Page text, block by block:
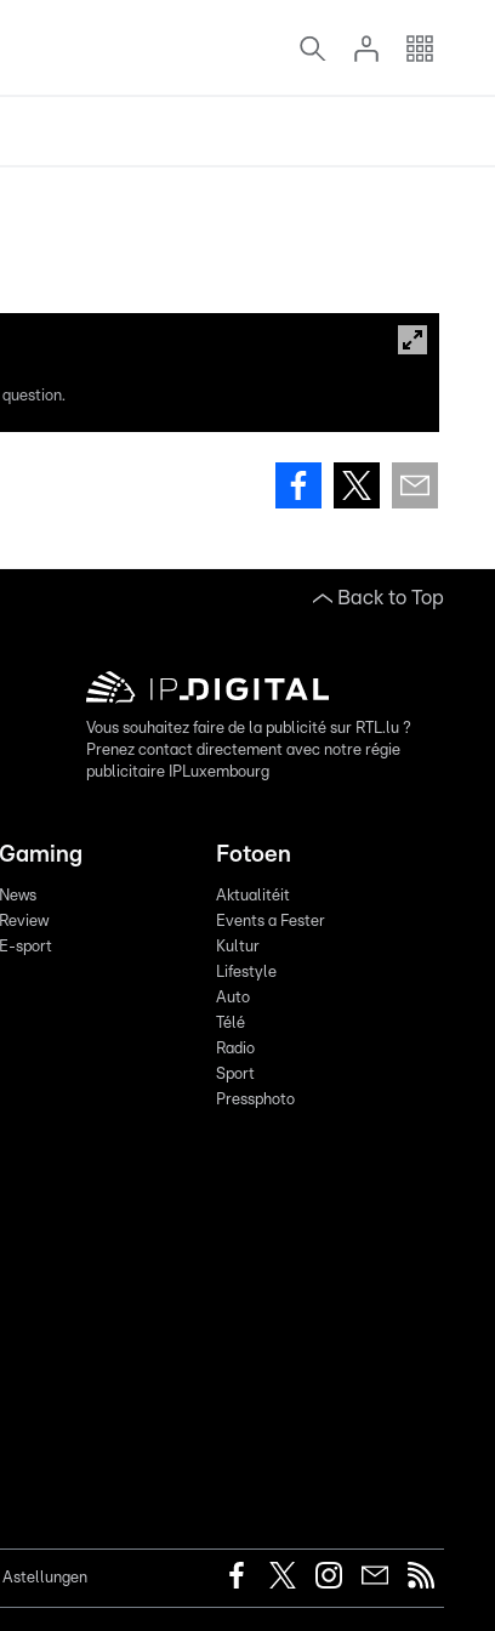
Back to Top
Vous souhaitez faire de la publicité sur RTL.lu ?
Prenez contact directement avec notre régie
publicitaire IPLuxembourg
Gaming
News
Review
E-sport
Fotoen
Aktualitéit
Events a Fester
Kultur
Lifestyle
Auto
Télé
Radio
Sport
Pressphoto
Astellungen